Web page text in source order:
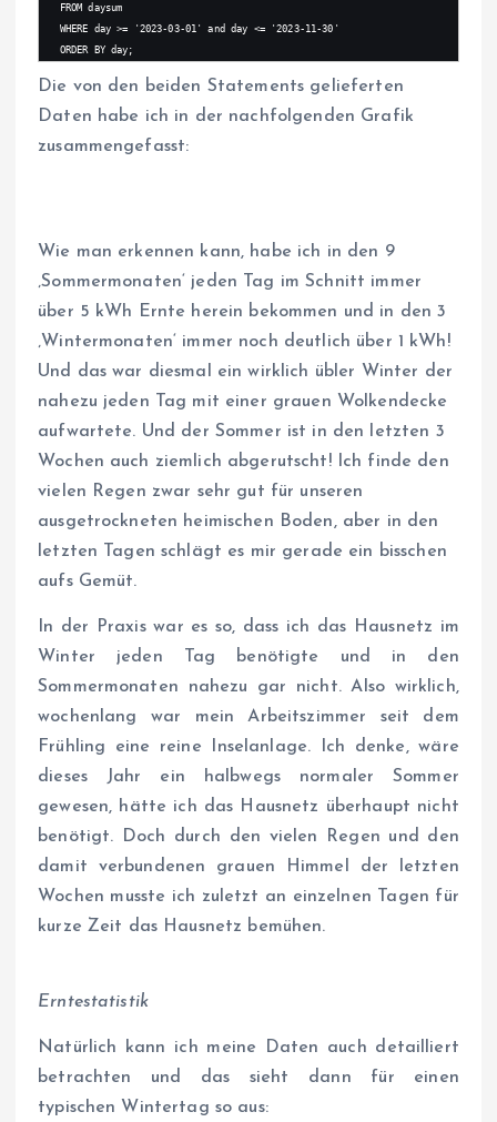
FROM daysum
WHERE day >= '2023-03-01' and day <= '2023-11-30'
ORDER BY day;
Die von den beiden Statements gelieferten
Daten habe ich in der nachfolgenden Grafik
zusammengefasst:
Wie man erkennen kann, habe ich in den 9
‚Sommermonaten‘ jeden Tag im Schnitt immer
über 5 kWh Ernte herein bekommen und in den 3
‚Wintermonaten‘ immer noch deutlich über 1 kWh!
Und das war diesmal ein wirklich übler Winter der
nahezu jeden Tag mit einer grauen Wolkendecke
aufwartete. Und der Sommer ist in den letzten 3
Wochen auch ziemlich abgerutscht! Ich finde den
vielen Regen zwar sehr gut für unseren
ausgetrockneten heimischen Boden, aber in den
letzten Tagen schlägt es mir gerade ein bisschen
aufs Gemüt.
In der Praxis war es so, dass ich das Hausnetz im
Winter jeden Tag benötigte und in den
Sommermonaten nahezu gar nicht. Also wirklich,
wochenlang war mein Arbeitszimmer seit dem
Frühling eine reine Inselanlage. Ich denke, wäre
dieses Jahr ein halbwegs normaler Sommer
gewesen, hätte ich das Hausnetz überhaupt nicht
benötigt. Doch durch den vielen Regen und den
damit verbundenen grauen Himmel der letzten
Wochen musste ich zuletzt an einzelnen Tagen für
kurze Zeit das Hausnetz bemühen.
Erntestatistik
Natürlich kann ich meine Daten auch detailliert
betrachten und das sieht dann für einen
typischen Wintertag so aus: